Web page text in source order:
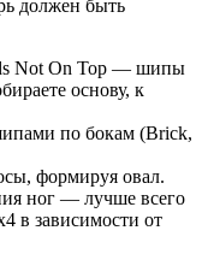
должен быть
Not On Top — шипы
основу, к
по бокам (Brick,
формируя овал.
ног — лучше всего
в зависимости от